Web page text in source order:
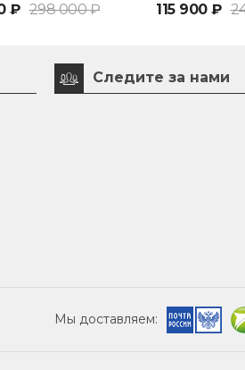
₽ 298 000 ₽ 115 900 ₽
Следите за нами
Мы доставляем: